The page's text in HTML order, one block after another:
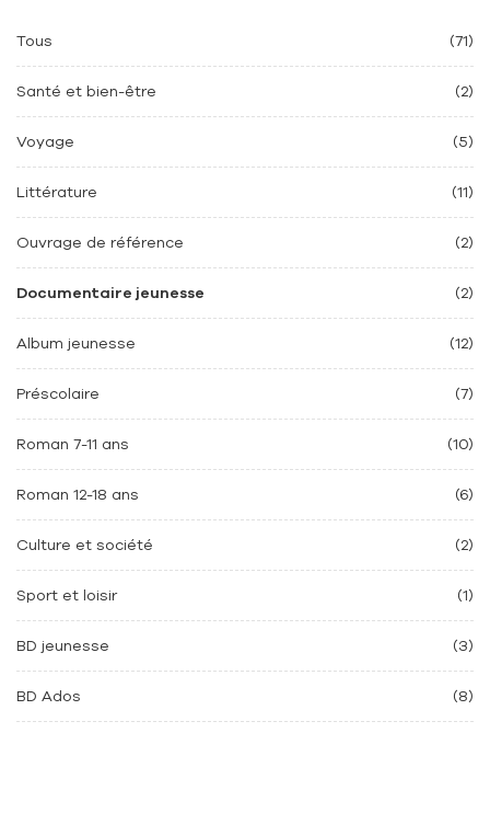
Tous (71)
Santé et bien-être (2)
Voyage (5)
Littérature (11)
Ouvrage de référence (2)
Documentaire jeunesse (2)
Album jeunesse (12)
Préscolaire (7)
Roman 7-11 ans (10)
Roman 12-18 ans (6)
Culture et société (2)
Sport et loisir (1)
BD jeunesse (3)
BD Ados (8)